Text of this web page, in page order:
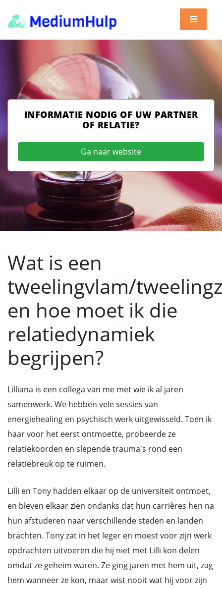
INFORMATIE NODIG OF UW PARTNER
OF RELATIE?
Ga naar website
Wat is een
tweelingvlam/
en hoe moet ik die
relatiedynamiek
begrijpen?
Lilliana is een collega van me met wie ik al jaren
samenwerk. We hebben vele sessies van
energiehealing en psychisch werk uitgewisseld. Toen ik
haar voor het eerst ontmoette, probeerde ze
relatiekoorden en slepende trauma's rond een
relatiebreuk op te ruimen.
Lilli en Tony hadden elkaar op de universiteit ontmoet,
en bleven elkaar zien ondanks dat hun carrières hen na
hun afstuderen naar verschillende steden en landen
brachten. Tony zat in het leger en moest voor zijn werk
opdrachten uitvoeren die hij niet met Lilli kon delen
omdat ze geheim waren. Ze ging jaren met hem uit, zag
hem wanneer ze kon, maar wist nooit wat hij voor zijn